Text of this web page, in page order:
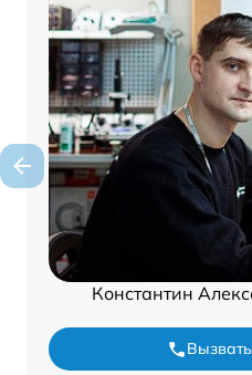
Константин